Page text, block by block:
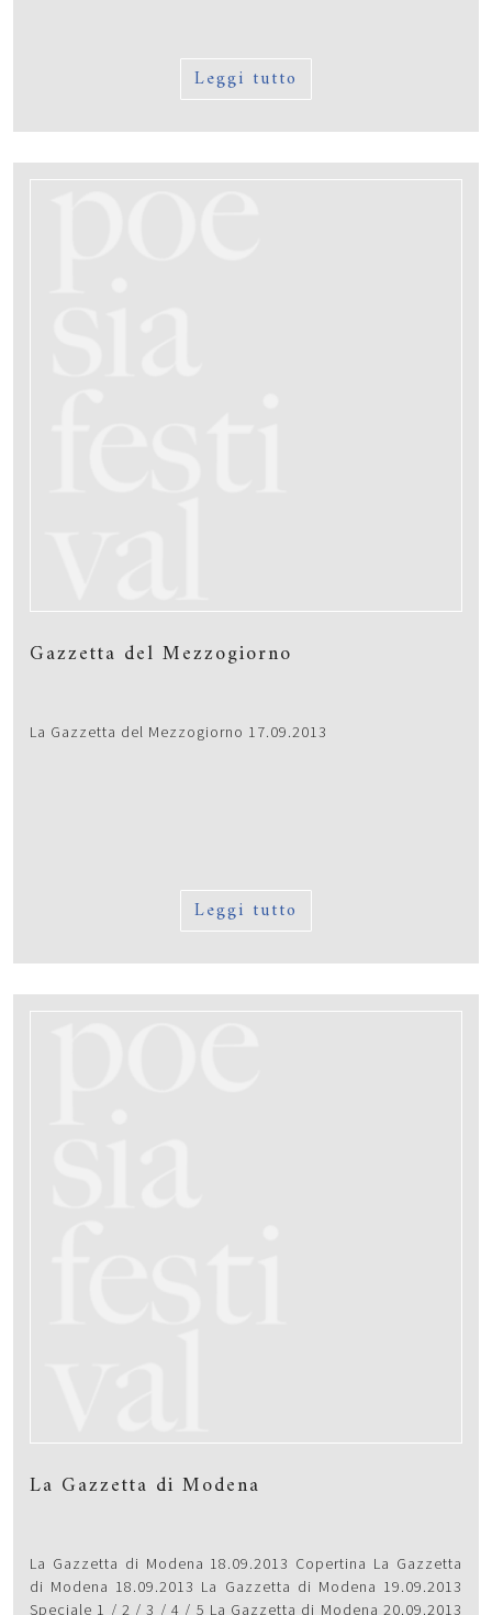
Leggi tutto
Gazzetta del Mezzogiorno
La Gazzetta del Mezzogiorno 17.09.2013
Leggi tutto
La Gazzetta di Modena
La Gazzetta di Modena 18.09.2013 Copertina La Gazzetta
di Modena 18.09.2013 La Gazzetta di Modena 19.09.2013
Speciale 1 / 2 / 3 / 4 / 5 La Gazzetta di Modena 20.09.2013